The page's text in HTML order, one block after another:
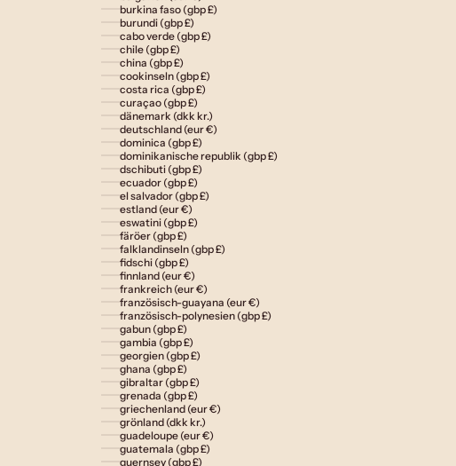
burkina faso (gbp £)
burundi (gbp £)
cabo verde (gbp £)
chile (gbp £)
china (gbp £)
cookinseln (gbp £)
costa rica (gbp £)
curaçao (gbp £)
dänemark (dkk kr.)
deutschland (eur €)
dominica (gbp £)
dominikanische republik (gbp £)
dschibuti (gbp £)
ecuador (gbp £)
el salvador (gbp £)
estland (eur €)
eswatini (gbp £)
färöer (gbp £)
falklandinseln (gbp £)
fidschi (gbp £)
finnland (eur €)
frankreich (eur €)
französisch-guayana (eur €)
französisch-polynesien (gbp £)
gabun (gbp £)
gambia (gbp £)
georgien (gbp £)
ghana (gbp £)
gibraltar (gbp £)
grenada (gbp £)
griechenland (eur €)
grönland (dkk kr.)
guadeloupe (eur €)
guatemala (gbp £)
guernsey (gbp £)